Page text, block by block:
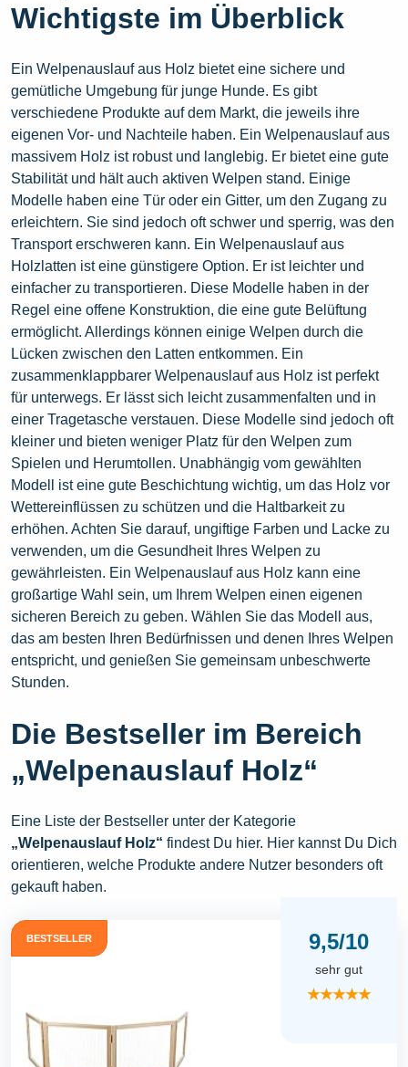
Wichtigste im Überblick
Ein Welpenauslauf aus Holz bietet eine sichere und
gemütliche Umgebung für junge Hunde. Es gibt
verschiedene Produkte auf dem Markt, die jeweils ihre
eigenen Vor- und Nachteile haben. Ein Welpenauslauf aus
massivem Holz ist robust und langlebig. Er bietet eine gute
Stabilität und hält auch aktiven Welpen stand. Einige
Modelle haben eine Tür oder ein Gitter, um den Zugang zu
erleichtern. Sie sind jedoch oft schwer und sperrig, was den
Transport erschweren kann. Ein Welpenauslauf aus
Holzlatten ist eine günstigere Option. Er ist leichter und
einfacher zu transportieren. Diese Modelle haben in der
Regel eine offene Konstruktion, die eine gute Belüftung
ermöglicht. Allerdings können einige Welpen durch die
Lücken zwischen den Latten entkommen. Ein
zusammenklappbarer Welpenauslauf aus Holz ist perfekt
für unterwegs. Er lässt sich leicht zusammenfalten und in
einer Tragetasche verstauen. Diese Modelle sind jedoch oft
kleiner und bieten weniger Platz für den Welpen zum
Spielen und Herumtollen. Unabhängig vom gewählten
Modell ist eine gute Beschichtung wichtig, um das Holz vor
Wettereinflüssen zu schützen und die Haltbarkeit zu
erhöhen. Achten Sie darauf, ungiftige Farben und Lacke zu
verwenden, um die Gesundheit Ihres Welpen zu
gewährleisten. Ein Welpenauslauf aus Holz kann eine
großartige Wahl sein, um Ihrem Welpen einen eigenen
sicheren Bereich zu geben. Wählen Sie das Modell aus,
das am besten Ihren Bedürfnissen und denen Ihres Welpen
entspricht, und genießen Sie gemeinsam unbeschwerte
Stunden.
Die Bestseller im Bereich
„Welpenauslauf Holz“
Eine Liste der Bestseller unter der Kategorie
„Welpenauslauf Holz“ findest Du hier. Hier kannst Du Dich
orientieren, welche Produkte andere Nutzer besonders oft
gekauft haben.
BESTSELLER 9,5/10
sehr gut
★★★★★